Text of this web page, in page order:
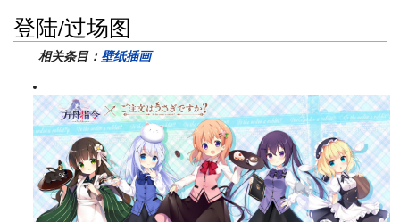
登陆/过场图
相关条目： 壁纸插画